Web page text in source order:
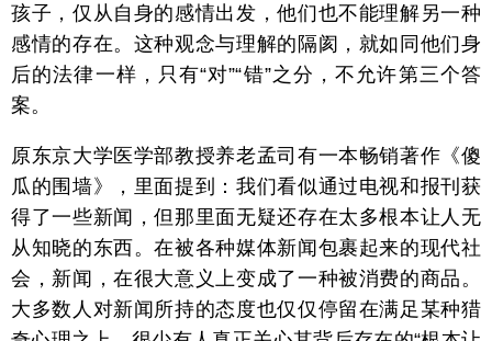
孩子，仅从自身的感情出发，他们也不能理解另一种
感情的存在。这种观念与理解的隔阂，就如同他们身
后的法律一样，只有“对”“错”之分，不允许第三个答
案。
原东京大学医学部教授养老孟司有一本畅销著作《傻
瓜的围墙》，里面提到：我们看似通过电视和报刊获
得了一些新闻，但那里面无疑还存在太多根本让人无
从知晓的东西。在被各种媒体新闻包裹起来的现代社
会，新闻，在很大意义上变成了一种被消费的商品。
大多数人对新闻所持的态度也仅仅停留在满足某种猎